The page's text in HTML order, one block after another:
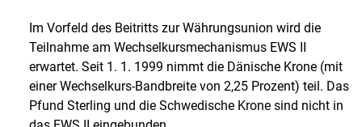
Im Vorfeld des Beitritts zur Währungsunion wird die
Teilnahme am Wechselkursmechanismus EWS II
erwartet. Seit 1. 1. 1999 nimmt die Dänische Krone (mit
einer Wechselkurs-Bandbreite von 2,25 Prozent) teil. Das
Pfund Sterling und die Schwedische Krone sind nicht in